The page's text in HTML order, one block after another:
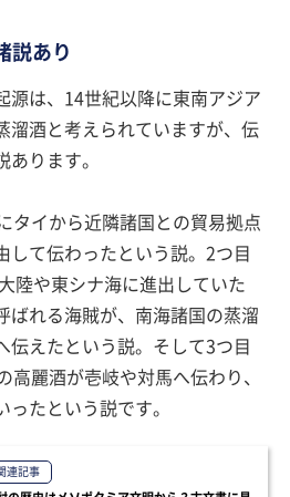
説あり
源は、14世紀以降に東南アジア
溜酒と考えられていますが、伝
あります。
タイから近隣諸国との貿易拠点
して伝わったという説。2つ目
陸や東シナ海に進出していた
ばれる海賊が、南海諸国の蒸溜
伝えたという説。そして3つ目
高麗酒が壱岐や対馬へ伝わり、
ったという説です。
連記事